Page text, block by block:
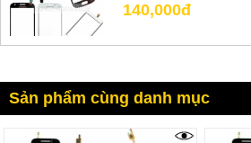
140,000đ
Sản phẩm cùng danh mục